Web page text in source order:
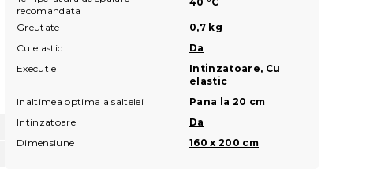
recomandata
Greutate
0,7 kg
Cu elastic
Da
Executie
Intinzatoare, Cu
elastic
Inaltimea optima a saltelei
Pana la 20 cm
Intinzatoare
Da
Dimensiune
160 x 200 cm